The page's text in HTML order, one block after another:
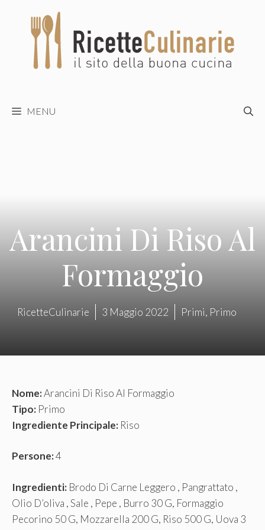
contenuto
MENU
Arancini Di Riso Al
Formaggio
RicetteCulinarie 3 Maggio 2022 Primi, Primo
Nome:Arancini Di Riso Al Formaggio
Tipo: Primo
Ingrediente Principale: Riso
Persone:4
Ingredienti: Brodo Di Carne Leggero , Pangrattato ,
Olio D’oliva , Sale , Pepe , Burro 30 G, Formaggio
Pecorino 50 G, Mozzarella 200 G, Riso 500 G, Uova 3